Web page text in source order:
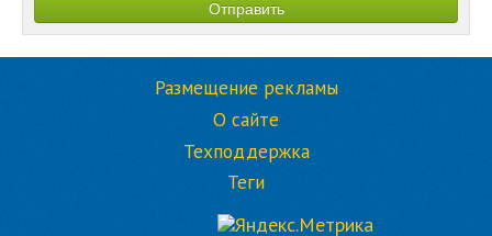
Размещение рекламы
О сайте
Техподдержка
Теги